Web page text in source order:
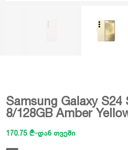
Samsung Galaxy S24
8/128GB Amber
170.75 ₾-დან თვეში